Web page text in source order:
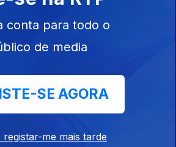
Cidades
10 mai. 2025
Portugal
conta para todo o
de media
SE AGORA
registar-me mais tarde